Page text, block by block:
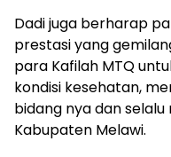
Dadi juga berharap
prestasi yang
para Kafilah MTQ
kondisi kesehatan,
bidang nya dan
Kabupaten Melawi.